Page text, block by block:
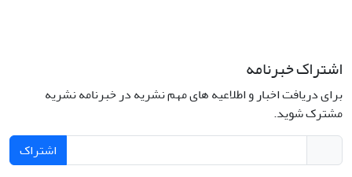
اشتراک خبرنامه
برای دریافت اخبار و اطلاعیه های مهم نشریه در خبرنامه نشریه
مشترک شوید.
اشتراک